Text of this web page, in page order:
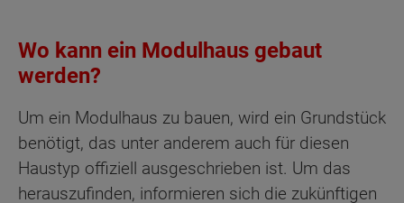
Wo kann ein Modulhaus gebaut
werden?
Um ein Modulhaus zu bauen, wird ein Grundstück
benötigt, das unter anderem auch für diesen
Haustyp offiziell ausgeschrieben ist. Um das
herauszufinden, informieren sich die zukünftigen